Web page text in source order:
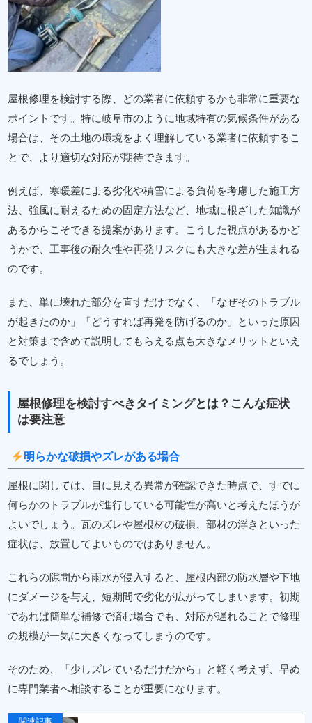
屋根修理を検討する際、どの業者に依頼するかも非常に重要な
ポイントです。特に岐阜市のように地域特有の気候条件がある
場合は、その土地の環境をよく理解している業者に依頼するこ
とで、より適切な対応が期待できます。
例えば、寒暖差による劣化や積雪による負荷を考慮した施工方
法、強風に耐えるための固定方法など、地域に根ざした知識が
あるからこそできる提案があります。こうした視点があるかど
うかで、工事後の耐久性や再発リスクにも大きな差が生まれる
のです。
また、単に壊れた部分を直すだけでなく、「なぜそのトラブル
が起きたのか」「どうすれば再発を防げるのか」といった原因
と対策まで含めて説明してもらえる点も大きなメリットといえ
るでしょう。
屋根修理を検討すべきタイミングとは？こんな症状
は要注意
明らかな破損やズレがある場合
屋根に関しては、目に見える異常が確認できた時点で、すでに
何らかのトラブルが進行している可能性が高いと考えたほうが
よいでしょう。瓦のズレや屋根材の破損、部材の浮きといった
症状は、放置してよいものではありません。
これらの隙間から雨水が侵入すると、
屋根内部の防水層や下地
にダメージを与え、短期間で劣化が広がってしまいます。初期
であれば簡単な補修で済む場合でも、対応が遅れることで修理
の規模が一気に大きくなってしまうのです。
そのため、「少しズレているだけだから」と軽く考えず、早め
に専門業者へ相談することが重要になります。